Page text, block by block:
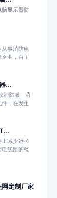
脑显示器防
从事消防电
企业，自主
...
消防服、消
件，在发生
上减少运检
电线路的稳
网定制厂家